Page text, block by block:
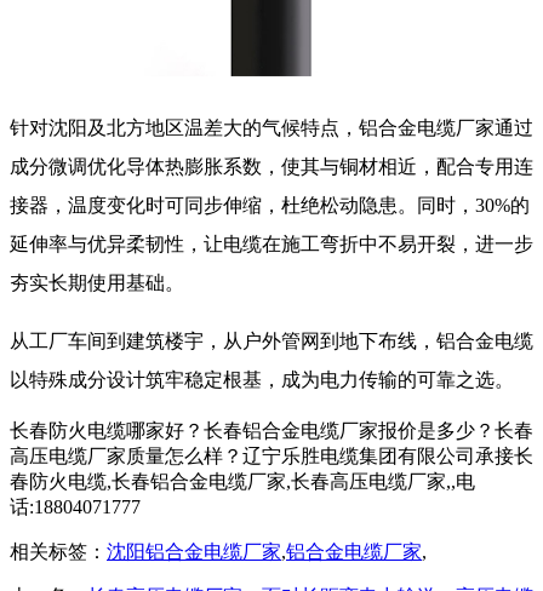
针对沈阳及北方地区温差大的气候特点， 铝合金电缆厂家通过
成分微调优化导体热膨胀系数，使其与铜材相近，配合专用连
接器，温度变化时可同步伸缩，杜绝松动隐患。同时，30%的
延伸率与优异柔韧性，让电缆在施工弯折中不易开裂，进一步
夯实长期使用基础。
从工厂车间到建筑楼宇，从户外管网到地下布线，铝合金电缆
以特殊成分设计筑牢稳定根基，成为电力传输的可靠之选。
长春防火电缆哪家好？长春铝合金电缆厂家报价是多少？长春
高压电缆厂家质量怎么样？辽宁乐胜电缆集团有限公司承接长
春防火电缆,长春铝合金电缆厂家,长春高压电缆厂家,,电
话:18804071777
相关标签： 沈阳铝合金电缆厂家,铝合金电缆厂家,